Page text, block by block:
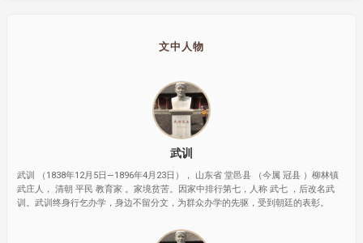
文中人物
武训
武训 （1838年12月5日—1896年4月23日）， 山东省 堂邑县 （今属 冠县 ）柳林镇
武庄人， 清朝 平民 教育家 。家境贫苦。因家中排行第七，人称 武七 ，后改名武
训。武训终身行乞办学，身边不留分文，为群众办学的先驱，受到朝廷的表彰。